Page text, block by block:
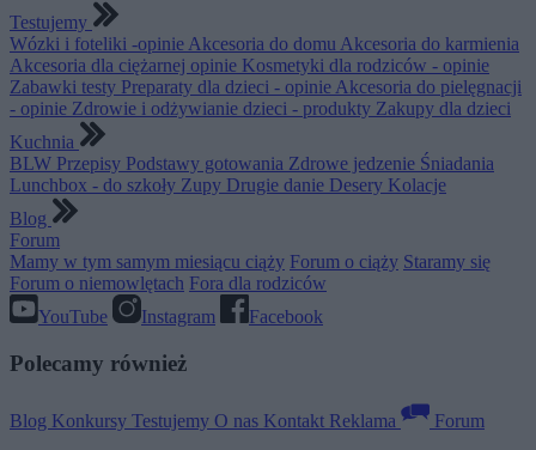
Testujemy
Wózki i foteliki -opinie Akcesoria do domu Akcesoria do karmienia
Akcesoria dla ciężarnej opinie Kosmetyki dla rodziców - opinie
Zabawki testy Preparaty dla dzieci - opinie Akcesoria do pielęgnacji
- opinie Zdrowie i odżywianie dzieci - produkty Zakupy dla dzieci
Kuchnia
BLW Przepisy Podstawy gotowania Zdrowe jedzenie Śniadania
Lunchbox - do szkoły Zupy Drugie danie Desery Kolacje
Blog
Forum
Mamy w tym samym miesiącu ciąży Forum o ciąży Staramy się
Forum o niemowlętach Fora dla rodziców
YouTube
Instagram Facebook
Polecamy również
Blog Konkursy Testujemy O nas Kontakt Reklama
Forum